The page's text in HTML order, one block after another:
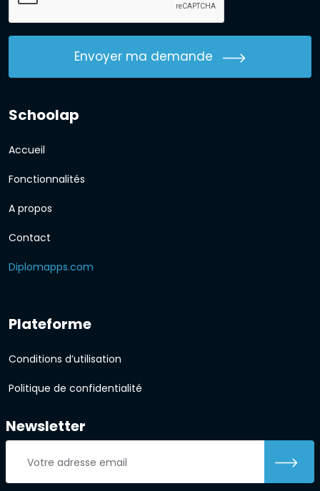
Envoyer ma demande
Schoolap
Accueil
Fonctionnalités
A propos
Contact
Diplomapps.com
Plateforme
Conditions d’utilisation
Politique de confidentialité
Newsletter